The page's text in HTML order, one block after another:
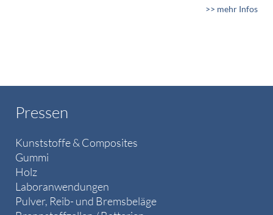
>> mehr Infos
Pressen
Kunststoffe & Composites
Gummi
Holz
Laboranwendungen
Pulver, Reib- und Bremsbeläge